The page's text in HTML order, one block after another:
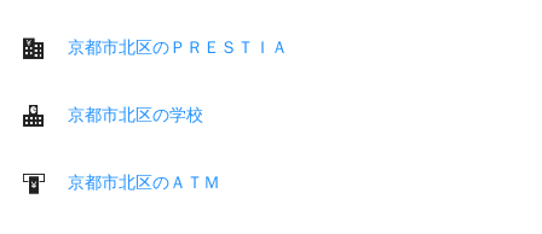
京都市北区のＰＲＥＳＴＩＡ
京都市北区の学校
京都市北区のＡＴＭ